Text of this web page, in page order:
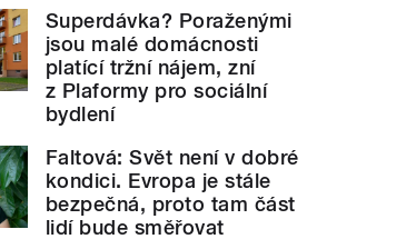
Superdávka? Poraženými
jsou malé domácnosti
platící tržní nájem, zní
z Plaformy pro sociální
bydlení
Faltová: Svět není v dobré
kondici. Evropa je stále
bezpečná, proto tam část
lidí bude směřovat